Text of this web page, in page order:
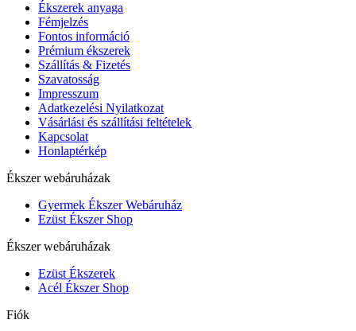
Ékszerek anyaga
Fémjelzés
Fontos információ
Prémium ékszerek
Szállítás & Fizetés
Szavatosság
Impresszum
Adatkezelési Nyilatkozat
Vásárlási és szállítási feltételek
Kapcsolat
Honlaptérkép
Ékszer webáruházak
Gyermek Ékszer Webáruház
Ezüst Ékszer Shop
Ékszer webáruházak
Ezüst Ékszerek
Acél Ékszer Shop
Fiók